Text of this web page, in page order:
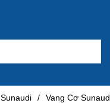
Sunaudi / Vang Cơ